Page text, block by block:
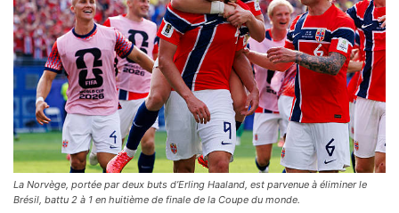
La Norvège, portée par deux buts d’Erling Haaland, est parvenue à éliminer le
Brésil, battu 2 à 1 en huitième de finale de la Coupe du monde.